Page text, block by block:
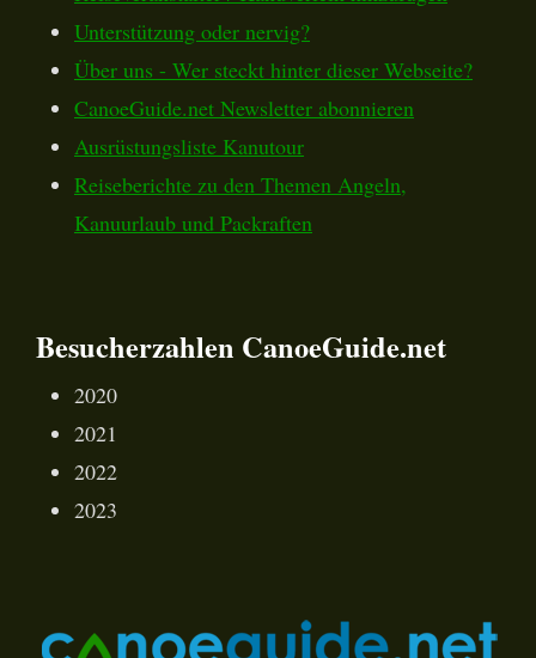
Unterstützung oder nervig?
Über uns - Wer steckt hinter dieser Webseite?
CanoeGuide.net Newsletter abonnieren
Ausrüstungsliste Kanutour
Reiseberichte zu den Themen Angeln,
Kanuurlaub und Packraften
Besucherzahlen CanoeGuide.net
2020
2021
2022
2023